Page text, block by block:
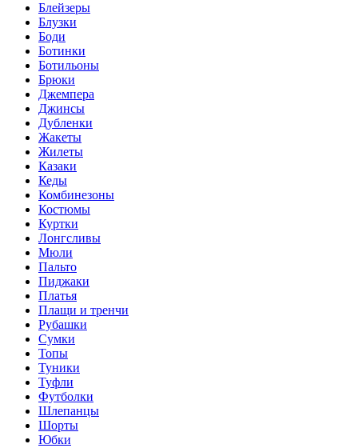
Блейзеры
Блузки
Боди
Ботинки
Ботильоны
Брюки
Джемпера
Джинсы
Дубленки
Жакеты
Жилеты
Казаки
Кеды
Комбинезоны
Костюмы
Куртки
Лонгсливы
Мюли
Пальто
Пиджаки
Платья
Плащи и тренчи
Рубашки
Сумки
Топы
Туники
Туфли
Футболки
Шлепанцы
Шорты
Юбки